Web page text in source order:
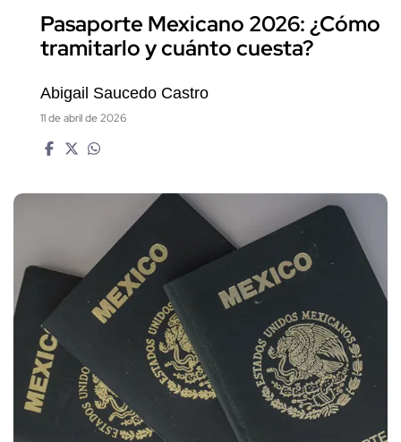
Pasaporte Mexicano 2026: ¿Cómo
tramitarlo y cuánto cuesta?
Abigail Saucedo Castro
11 de abril de 2026